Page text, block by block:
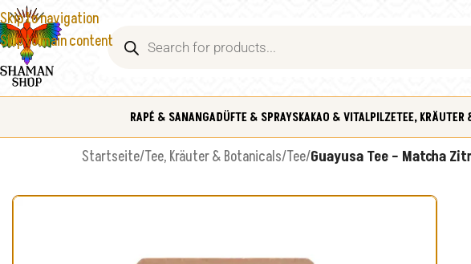
Skip to navigation
Skip to main content
RAPÉ & SANANGADÜFTE & SPRAYSKAKAO & VITALPILZETEE, KRÄUTER
Startseite/Tee, Kräuter & Botanicals/Tee/Guayusa Tee – Matcha